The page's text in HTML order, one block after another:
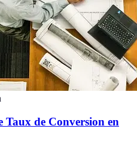
de Conversion en